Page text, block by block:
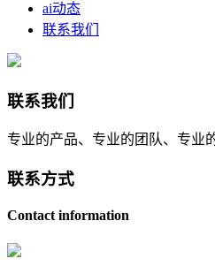
ai动态
联系我们
联系我们
专业的产品、专业的团队、专业
联系方式
Contact information